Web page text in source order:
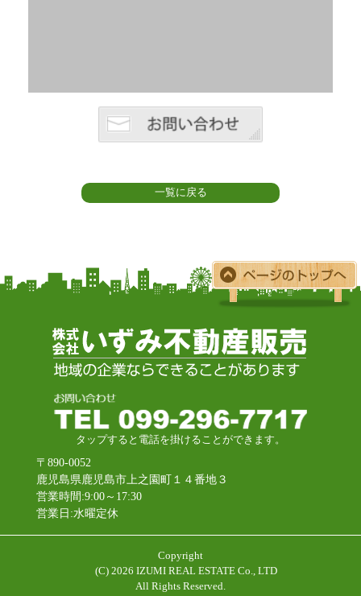
一覧に戻る
タップすると電話を掛けることができます。
〒890-0052
鹿児島県鹿児島市上之園町１４番地３
営業時間:9:00～17:30
営業日:水曜定休
Copyright
(C) 2026 IZUMI REAL ESTATE Co., LTD
All Rights Reserved.